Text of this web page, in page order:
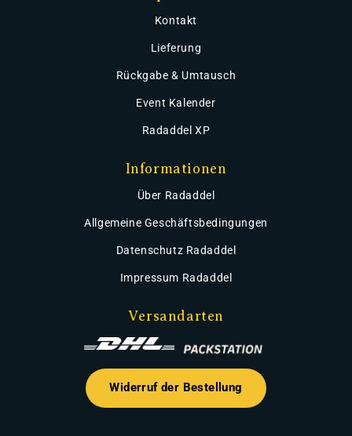
Kontakt
Lieferung
Rückgabe & Umtausch
Event Kalender
Radaddel XP
Informationen
Über Radaddel
Allgemeine Geschäftsbedingungen
Datenschutz Radaddel
Impressum Radaddel
Versandarten
Widerruf der Bestellung